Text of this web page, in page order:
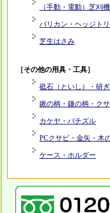
（手動・電動）芝刈機
バリカン・ヘッジト
芝生はさみ
［その他の用具・工具］
砥石（といし）・研
鍬の柄・鎌の柄・ク
カケヤ・バチズル
PCクサビ・金矢・木
ケース・ホルダー